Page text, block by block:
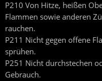
P210 Von Hitze, heißen
Flammen sowie anderen
rauchen.
P211 Nicht gegen offene
sprühen.
P251 Nicht durchstechen
Gebrauch.